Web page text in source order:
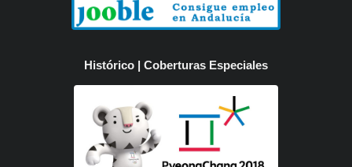
Histórico | Coberturas Especiales